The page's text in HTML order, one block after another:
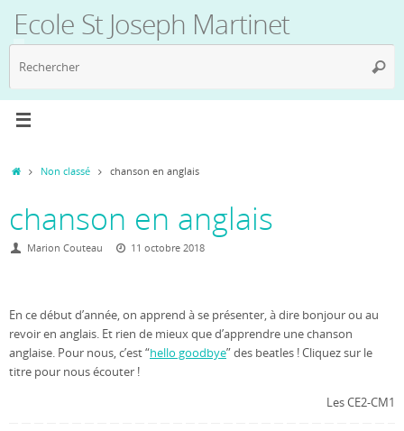
contenu
Ecole St Joseph Martinet
AccueilNon classé chanson en anglais
chanson en anglais
Marion Couteau 11 octobre 2018
En ce début d’année, on apprend à se présenter, à dire bonjour ou au
revoir en anglais. Et rien de mieux que d’apprendre une chanson
anglaise. Pour nous, c’est “hello goodbye” des beatles ! Cliquez sur le
titre pour nous écouter !
Les CE2-CM1